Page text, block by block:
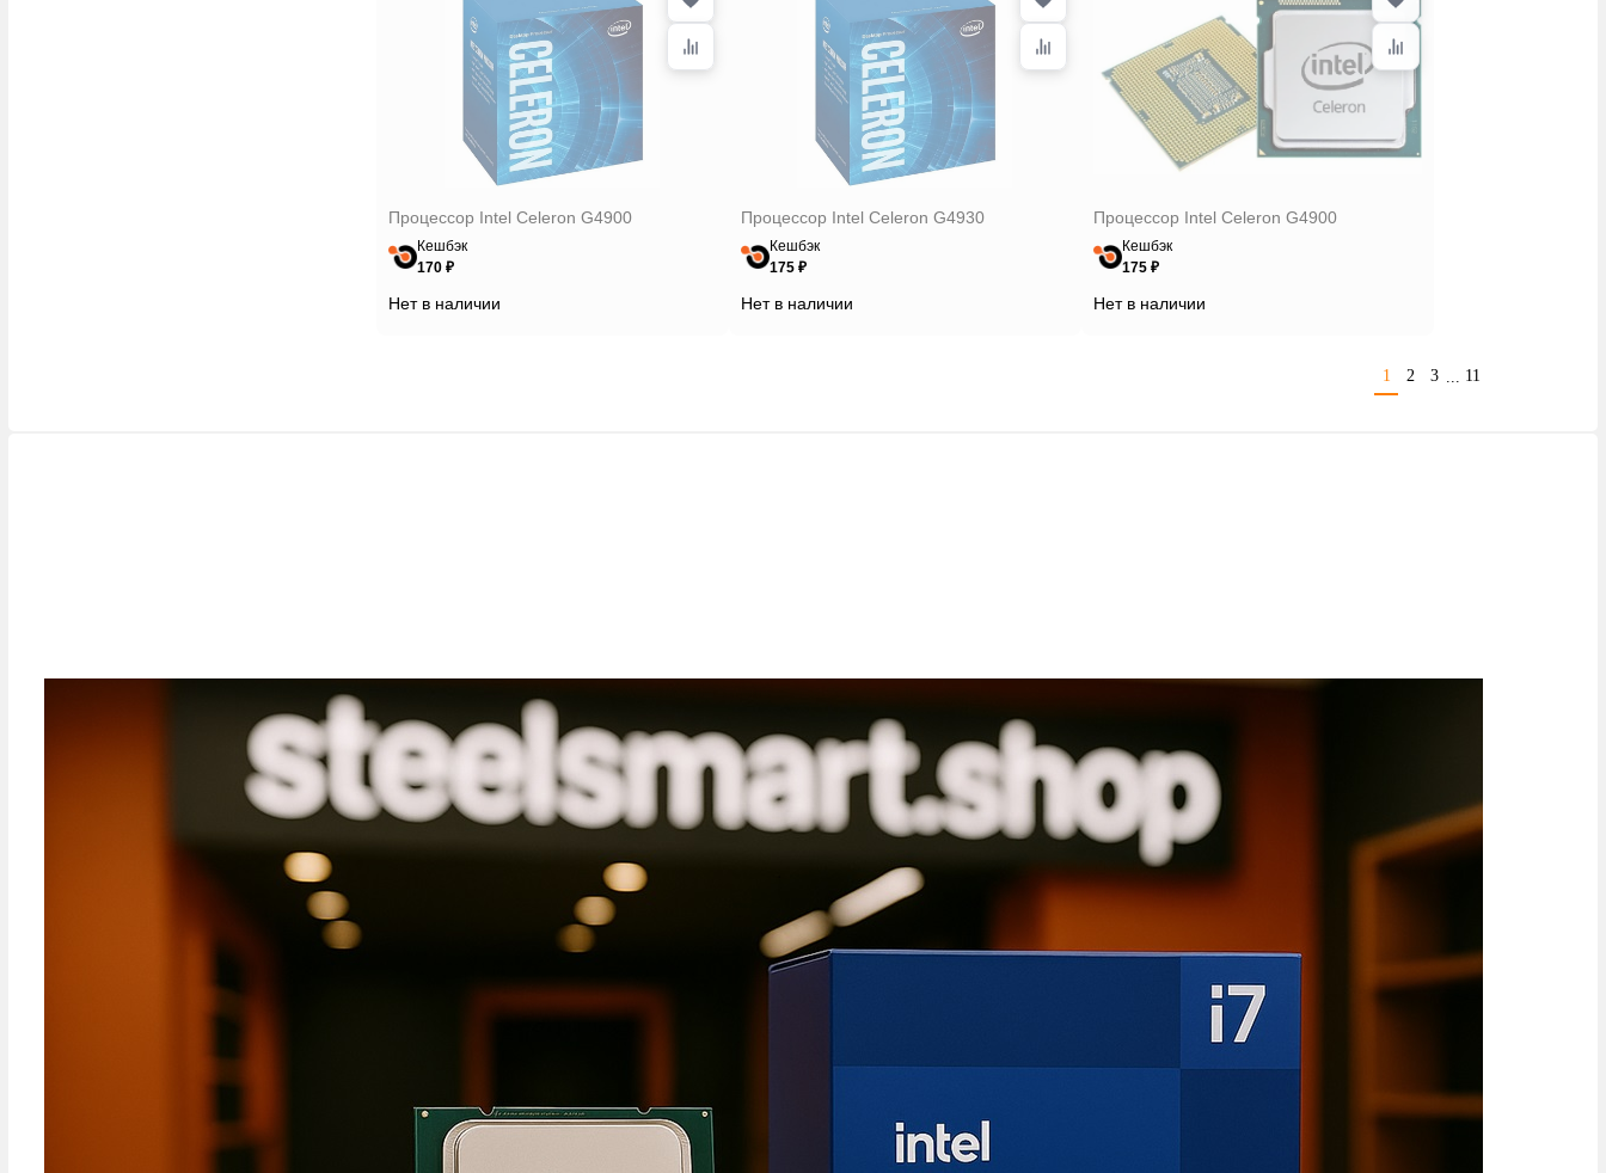
Процессор Intel Celeron G4900
Кешбэк
170 ₽
Нет в наличии
Процессор Intel Celeron G4930
Кешбэк
175 ₽
Нет в наличии
Процессор Intel Celeron G4900
Кешбэк
175 ₽
Нет в наличии
1 2 3 ... 11